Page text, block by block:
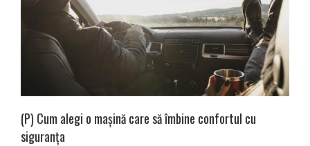
(P) Cum alegi o mașină care să îmbine confortul cu
siguranța